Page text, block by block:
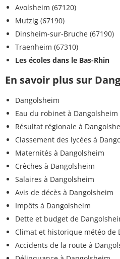
Avolsheim (67120)
Mutzig (67190)
Dinsheim-sur-Bruche (67190)
Traenheim (67310)
Les écoles dans le Bas-Rhin
En savoir plus sur
Dangolsheim
Eau du robinet à Dangolsheim
Résultat régionale à
Classement des lycées à
Maternités à Dangolsheim
Crèches à Dangolsheim
Salaires à Dangolsheim
Avis de décès à Dangolsheim
Impôts à Dangolsheim
Dette et budget de
Climat et historique météo de
Accidents de la route à